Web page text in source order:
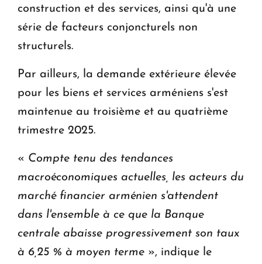
construction et des services, ainsi qu'à une
série de facteurs conjoncturels non
structurels.
Par ailleurs, la demande extérieure élevée
pour les biens et services arméniens s'est
maintenue au troisième et au quatrième
trimestre 2025.
« Compte tenu des tendances
macroéconomiques actuelles, les acteurs du
marché financier arménien s'attendent
dans l'ensemble à ce que la Banque
centrale abaisse progressivement son taux
à 6,25 % à moyen terme », indique le